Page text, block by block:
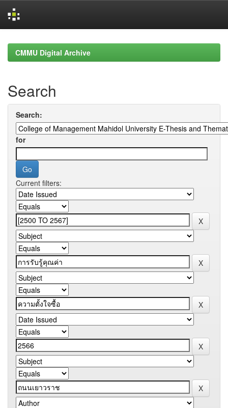
navigationCMMU Digital Archive
Search
Search:
for
Current filters: